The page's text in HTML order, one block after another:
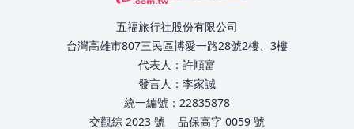
五福旅行社股份有限公司
台灣高雄市807三民區博愛一路28號2樓、3樓
代表人：許順富
發言人：李家誠
統一編號：22835878
交觀綜 2023 號
品保高字 0059 號